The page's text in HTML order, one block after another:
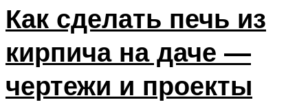
Как сделать печь из
кирпича на даче —
чертежи и проекты